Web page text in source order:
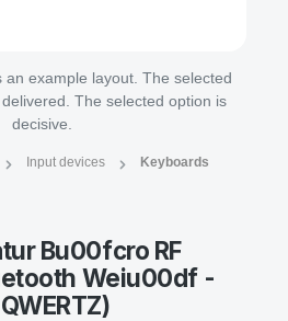
an example layout. The selected
The selected option is
decisive.
Input devices Keyboards
Bu00fcro RF
Weiu00df -